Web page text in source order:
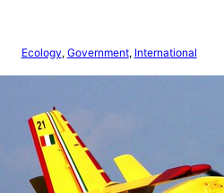
Ecology, Government, International